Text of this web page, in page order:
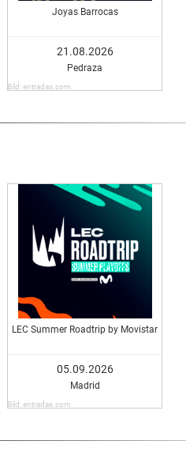
Joyas Barrocas
21.08.2026
Pedraza
Bild: entradas.com
LEC Summer Roadtrip by Movistar
05.09.2026
Madrid
Bild: entradas.com